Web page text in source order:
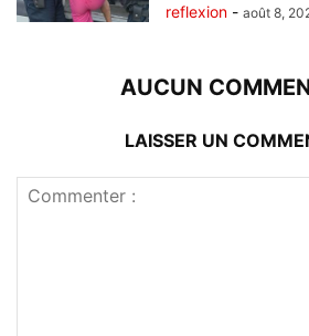
reflexion - août 8,
AUCUN
LAISSER UN